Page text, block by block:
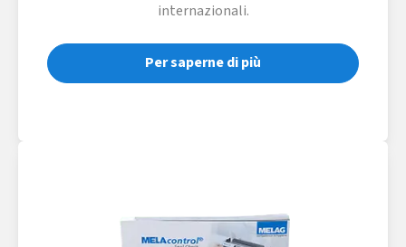
internazionali.
Per saperne di più